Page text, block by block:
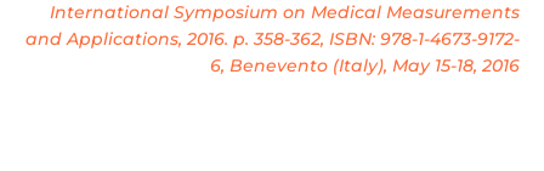
International Symposium on Medical Measurements
and Applications, 2016. p. 358-362, ISBN: 978-1-4673-9172-
6, Benevento (Italy), May 15-18, 2016